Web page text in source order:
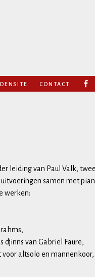
CONTACT
leiding van Paul Valk,
uitvoeringen samen met
werken:
djinns van Gabriel Faure,
voor altsolo en